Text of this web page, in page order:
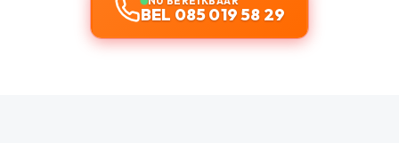
BEL 085 019 58 29